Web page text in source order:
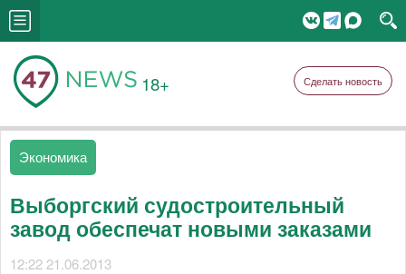
18+ Сделать новость
Экономика
Выборгский судостроительный
завод обеспечат новыми заказами
12:22 21.06.2013